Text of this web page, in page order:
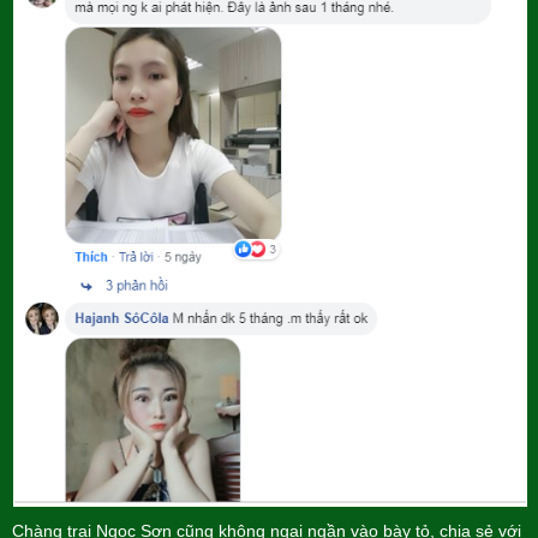
Chàng trai Ngọc Sơn cũng không ngại ngần vào bày tỏ, chia sẻ với